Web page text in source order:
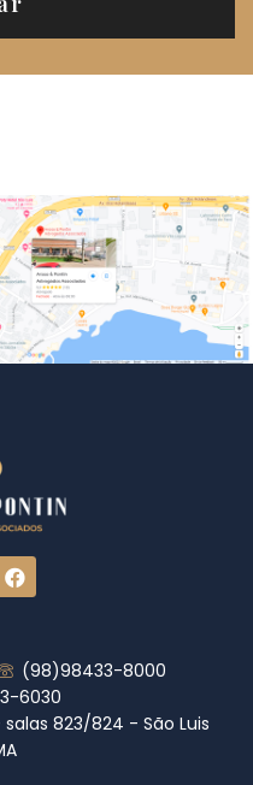
(98)98433-8000
6030
823/824 - São Luis